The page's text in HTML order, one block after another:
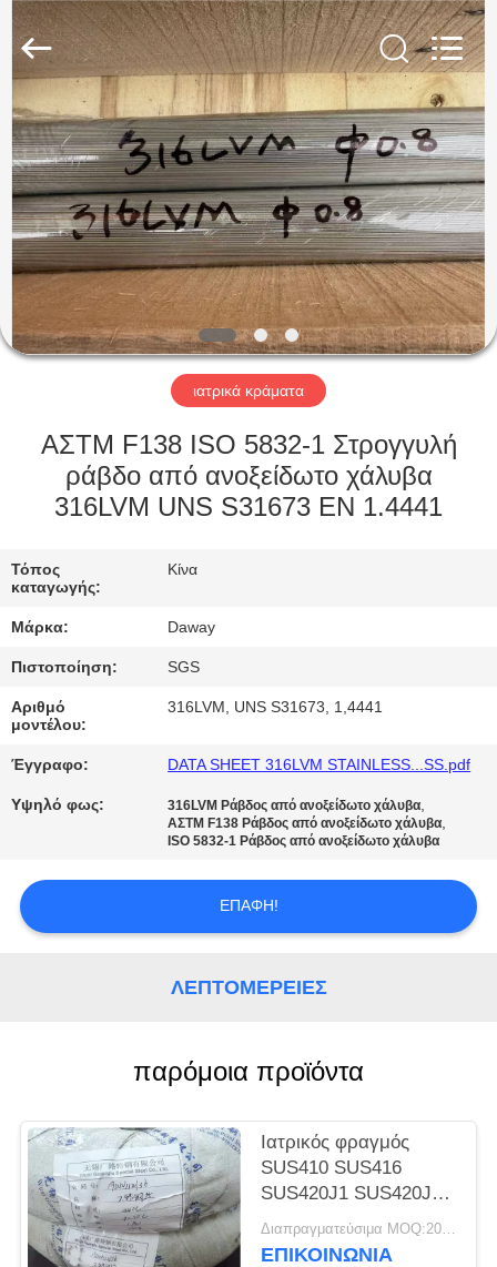
ΣΠΊΤΙ
ΠΡΟΪΌΝΤΑ
ΒΊΝΤΕΟ
ΠΕΡΊΠΟΥ
ΕΜΕΊΣ
ΓΎΡΟΣ
ΕΡΓΟΣΤΑΣΊΩΝ
ΈΛΕΓΧΟΣ
ΜΑΣ
ΕΛΆΤΕ
ΣΕ
ΕΠΑΦΉ
ΜΕ
ΑΠΌΣΠΑΣΜΑ
PRIVACY
Special
Co.,
Rights
Reserved.
ιατρικά κράματα
ΑΣTM F138 ISO 5832-1 Στρογγυλή
ράβδο από ανοξείδωτο χάλυβα
316LVM UNS S31673 EN 1.4441
Τόπος
καταγωγής:
Κίνα
Μάρκα: Daway
Πιστοποίηση: SGS
Αριθμό
μοντέλου:
316LVM, UNS S31673, 1,4441
Έγγραφο: DATA SHEET 316LVM STAINLESS...SS.pdf
Υψηλό φως: 316LVM Ράβδος από ανοξείδωτο χάλυβα,
ΑΣΤΜ F138 Ράβδος από ανοξείδωτο χάλυβα,
ISO 5832-1 Ράβδος από ανοξείδωτο χάλυβα
ΕΠΑΦΉ!
ΛΕΠΤΟΜΈΡΕΙΕΣ
παρόμοια προϊόντα
Ιατρικός φραγμός
SUS410 SUS416
SUS420J1 SUS420J2
SUS440C καλωδίων
ανοξείδωτου
Διαπραγματεύσιμα MOQ:200 ΚΛ
ΕΠΙΚΟΙΝΩΝΊΑ